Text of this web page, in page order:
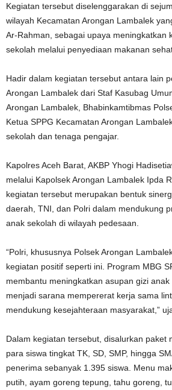
Kegiatan tersebut diselenggarakan di
wilayah Kecamatan Arongan Lambalek
Ar-Rahman, sebagai upaya meningkatkan
sekolah melalui penyediaan makanan
Hadir dalam kegiatan tersebut antara lain
Arongan Lambalek dari Staf Kasubag
Arongan Lambalek, Bhabinkamtibmas
Ketua SPPG Kecamatan Arongan
sekolah dan tenaga pengajar.
Kapolres Aceh Barat, AKBP Yhogi
melalui Kapolsek Arongan Lambalek Ipda
kegiatan tersebut merupakan bentuk
daerah, TNI, dan Polri dalam mendukung
anak sekolah di wilayah pedesaan.
“Polri, khususnya Polsek Arongan
kegiatan positif seperti ini. Program MBG
membantu meningkatkan asupan gizi
menjadi sarana mempererat kerja sama
mendukung kesejahteraan masyarakat,”
Dalam kegiatan tersebut, disalurkan paket
para siswa tingkat TK, SD, SMP, hingga
penerima sebanyak 1.395 siswa. Menu
putih, ayam goreng tepung, tahu goreng,